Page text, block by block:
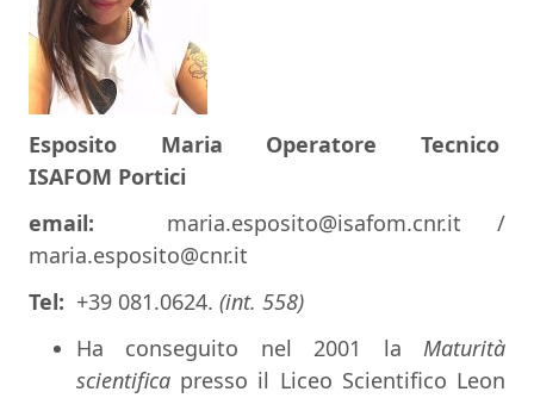
Esposito Maria Operatore Tecnico
ISAFOM Portici
email: maria.esposito@isafom.cnr.it /
maria.esposito@cnr.it
Tel: +39 081.0624. (int. 558)
Ha conseguito nel 2001 la Maturità
scientifica presso il Liceo Scientifico Leon